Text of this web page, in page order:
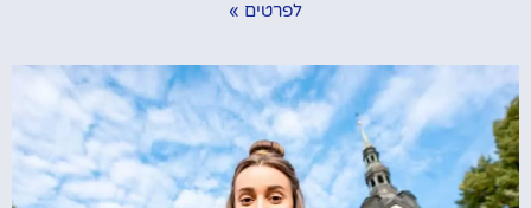
לפרטים »